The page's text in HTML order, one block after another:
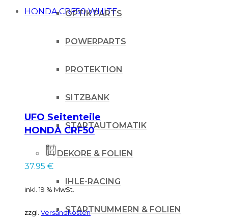
OPTIK PARTS
POWERPARTS
PROTEKTION
SITZBANK
STARTAUTOMATIK
DEKORE & FOLIEN
IHLE-RACING
STARTNUMMERN & FOLIEN
UFO Seitenteile
HONDA CRF50
WHITE
37.95 €
inkl. 19 % MwSt.
zzgl. Versandkosten